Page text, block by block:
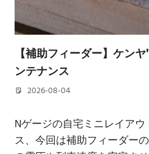
【補助フィーダー】ケン
ンテナンス
2026-08-04
Nゲージの自宅ミニレイア
ス、今回は補助フィーダー